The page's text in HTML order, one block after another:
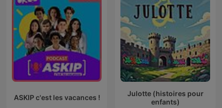
ASKIP c'est les vacances !
Julotte (histoires pour
enfants)